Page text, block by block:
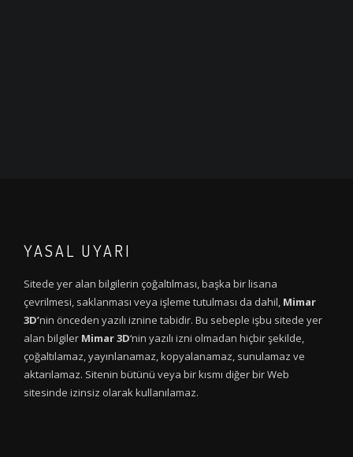
YASAL UYARI
Sitede yer alan bilgilerin çoğaltılması, başka bir lisana
çevrilmesi, saklanması veya işleme tutulması da dahil, Mimar
3D’nin önceden yazılı iznine tabidir. Bu sebeple işbu sitede yer
alan bilgiler Mimar 3D‘nin yazılı izni olmadan hiçbir şekilde,
çoğaltılamaz, yayınlanamaz, kopyalanamaz, sunulamaz ve
aktarılamaz. Sitenin bütünü veya bir kısmı diğer bir Web
sitesinde izinsiz olarak kullanılamaz.